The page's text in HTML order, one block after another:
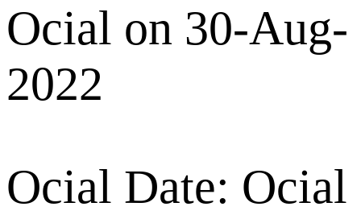
Ocial on 30-Aug-
2022
Ocial Date: Ocial